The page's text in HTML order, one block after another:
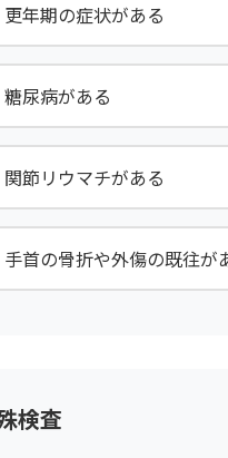
更年期の症状がある
糖尿病がある
関節リウマチがある
手首の骨折や外傷の既往が
検査